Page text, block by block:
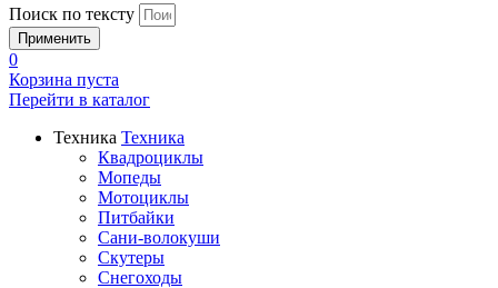
Поиск по тексту
0
Корзина пуста
Перейти в каталог
Техника Техника
Квадроциклы
Мопеды
Мотоциклы
Питбайки
Сани-волокуши
Скутеры
Снегоходы